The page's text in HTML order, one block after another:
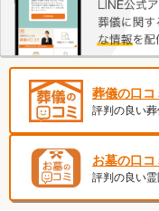
葬儀の口コ
評判の良い
お墓の口コ
評判の良い